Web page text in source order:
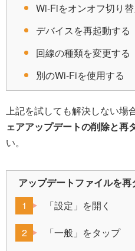
Wi-Fiをオンオフ切り
デバイスを再起動する
回線の種類を変更する
別のWi-Fiを使用する
上記を試しても解決しない場
ェアアップデートの削除と再
い。
アップデートファイルを
「設定」を開く
「一般」をタップ